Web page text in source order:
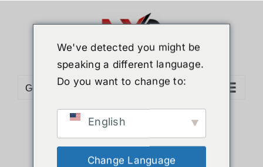
Go to...
Sort byName
Show24 Products
We've detected you might be
speaking a different language.
Do you want to change to:
English
Change Language